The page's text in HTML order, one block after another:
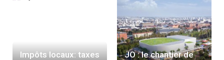
Impôts locaux: taxes
JO : le chantier de